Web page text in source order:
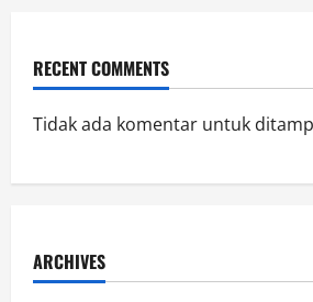
RECENT COMMENTS
Tidak ada komentar untuk
ARCHIVES